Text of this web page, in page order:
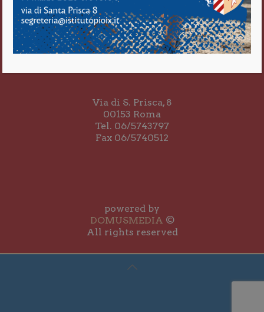
Via di S. Prisca, 8
00153 Roma
Tel. 06/5743797
Fax 06/5740512
powered by
DOMUSMEDIA ©
All rights reserved